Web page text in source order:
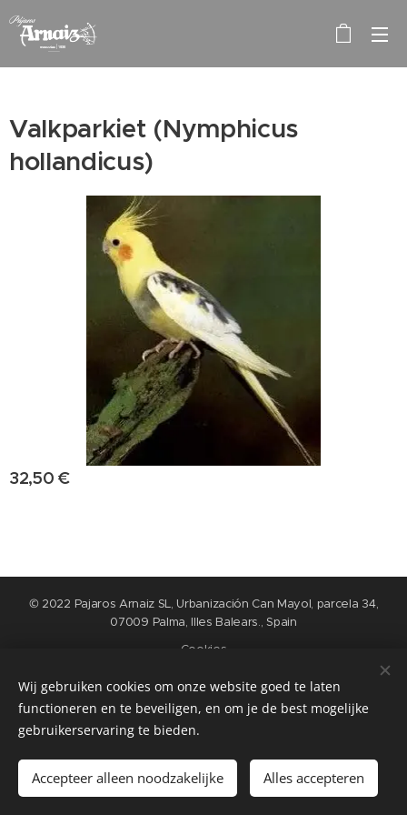
Valkparkiet (Nymphicus
hollandicus)
32,50 €
Toevoegen aan de winkelwagen
© 2022 Pajaros Arnaiz SL, Urbanización Can Mayol, parcela 34,
07009 Palma, Illes Balears., Spain
Cookies
Talen
Nederlands
English Español Français
Wij gebruiken cookies om onze website goed te laten
functioneren en te beveiligen, en om je de best mogelijke
gebruikerservaring te bieden.
Accepteer alleen noodzakelijke Alles accepteren